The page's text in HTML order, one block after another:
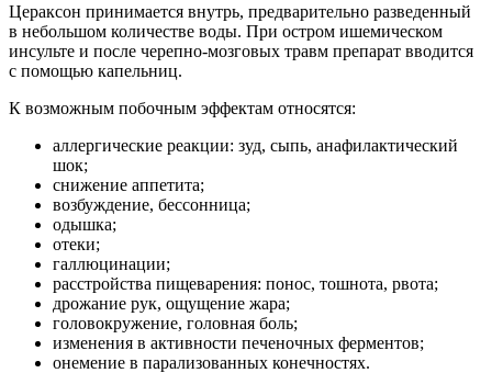
Цераксон принимается внутрь, предварительно разведенный
в небольшом количестве воды. При остром ишемическом
инсульте и после черепно-мозговых травм препарат вводится
с помощью капельниц.
К возможным побочным эффектам относятся:
аллергические реакции: зуд, сыпь, анафилактический
шок;
снижение аппетита;
возбуждение, бессонница;
одышка;
отеки;
галлюцинации;
расстройства пищеварения: понос, тошнота, рвота;
дрожание рук, ощущение жара;
головокружение, головная боль;
изменения в активности печеночных ферментов;
онемение в парализованных конечностях.